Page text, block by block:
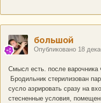
большой
Опубликовано 18
Смысл есть. после варочника
Бродильник стерилизован
сусло аэрировать сразу на
стесненные условия,